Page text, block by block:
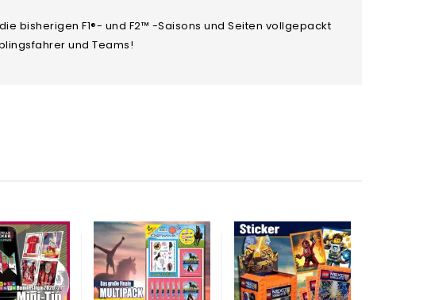
bisherigen F1®- und F2™ -Saisons und Seiten vollgepackt
und Teams!